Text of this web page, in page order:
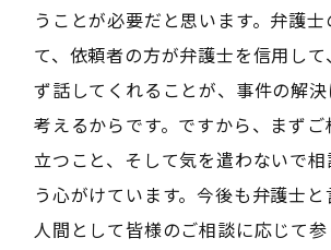
うことが必要だと思います。弁護
て、依頼者の方が弁護士を信用し
ず話してくれることが、事件の解
考えるからです。ですから、まず
立つこと、そして気を遣わないで
う心がけています。今後も弁護士
人間として皆様のご相談に応じて